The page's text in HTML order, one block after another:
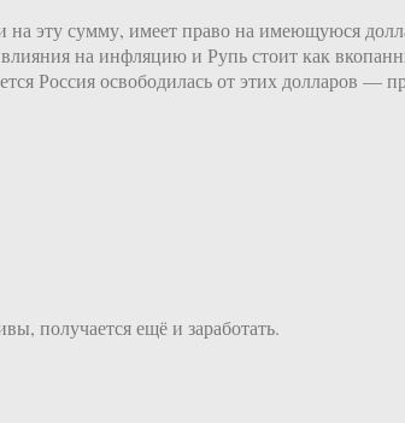
эту сумму, имеет право на имеющуюся
на инфляцию и Рупь стоит как
Россия освободилась от этих долларов
получается ещё и заработать.